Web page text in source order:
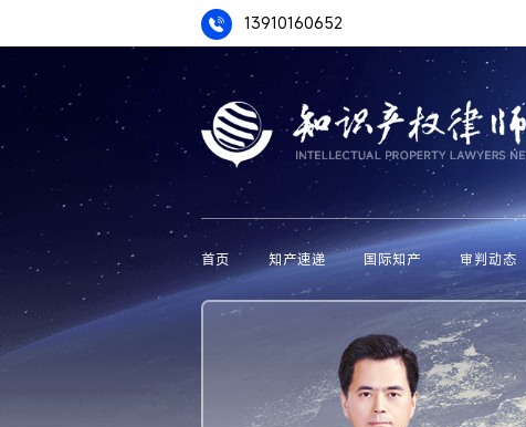
13910160652
首页 知产速递 国际知产 审判动态